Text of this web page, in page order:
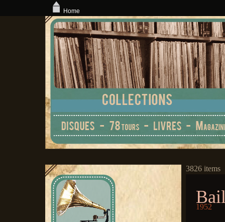
3826 items
1952
Home